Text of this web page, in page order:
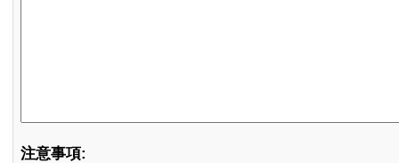
注意事項: